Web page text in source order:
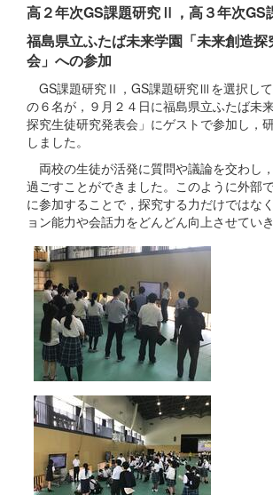
高２年次GS課題研究Ⅱ，高３年次
福島県立ふたば未来学園「未来創造
会」への参加
GS課題研究Ⅱ，GS課題研究Ⅲを選択し
の６名が，９月２４日に福島県立ふたば未
探究生徒研究発表会」にゲストで参加し，
しました。
両校の生徒が活発に質問や議論を交わし
過ごすことができました。このように外部
に参加することで，探究する力だけではな
ョン能力や会話力をどんどん向上させていき